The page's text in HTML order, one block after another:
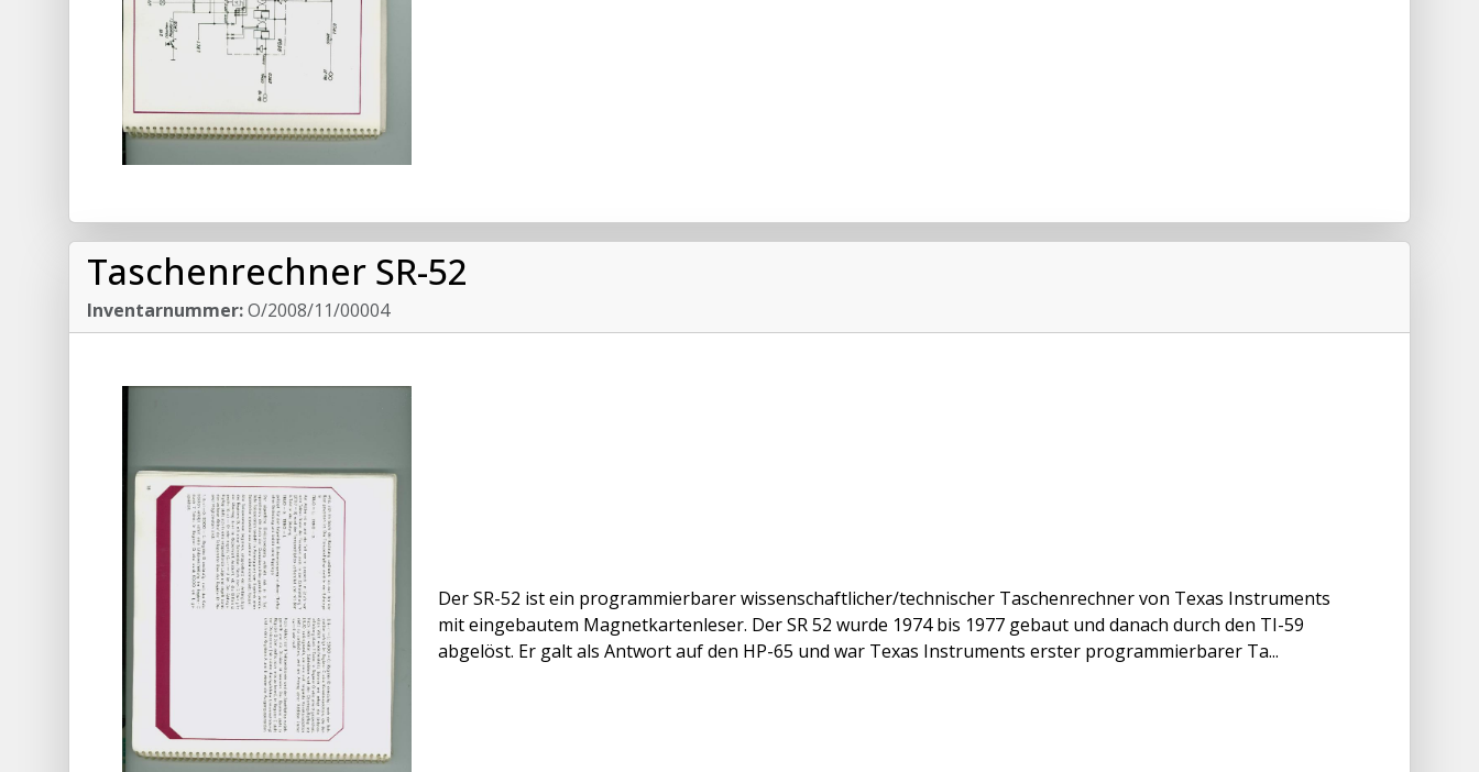
Taschenrechner SR-52
Inventarnummer:O/2008/11/00004
Der SR-52 ist ein programmierbarer wissenschaftlicher/technischer Taschenrechner von Texas Instruments
mit eingebautem Magnetkartenleser. Der SR 52 wurde 1974 bis 1977 gebaut und danach durch den TI-59
abgelöst. Er galt als Antwort auf den HP-65 und war Texas Instruments erster programmierbarer Ta...